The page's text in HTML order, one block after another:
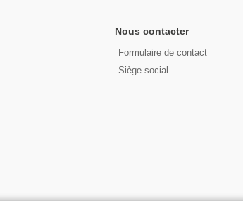
Nous contacter
Formulaire de contact
Siège social